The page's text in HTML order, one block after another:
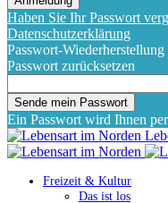
Haben Sie Ihr Passwort
Datenschutzerklärung
Passwort-Wiederherstellung
Passwort zurücksetzen
Ein Passwort wird Ihnen
Freizeit & Kultur
Das ist los